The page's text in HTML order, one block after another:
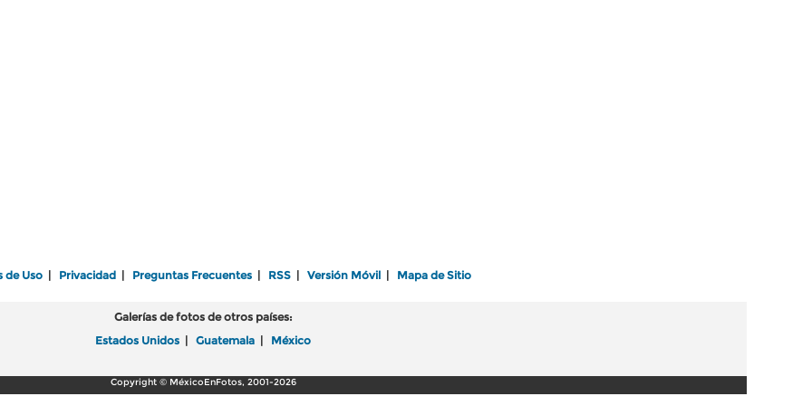
de Uso Privacidad Preguntas Frecuentes RSS Versión Móvil Mapa de Sitio
Galerías de fotos de otros países:
Estados Unidos
Guatemala México
Copyright © MéxicoEnFotos, 2001-2026